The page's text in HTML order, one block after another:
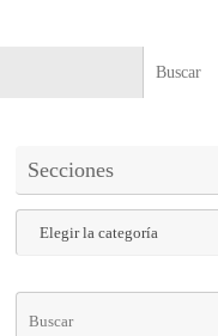
Secciones